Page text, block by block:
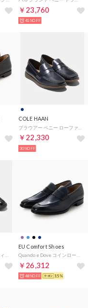
￥23,760
41%OFF
COLE HAAN
￥22,330
30%OFF
EU Comfort Shoes
￥26,312
48%OFF 15%